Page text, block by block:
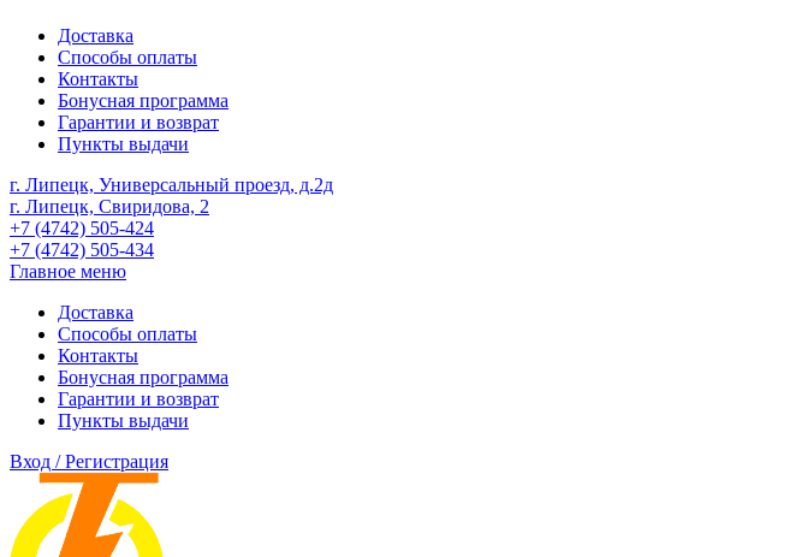
Доставка
Способы оплаты
Контакты
Бонусная программа
Гарантии и возврат
Пункты выдачи
г. Липецк, Универсальный проезд, д.2д
г. Липецк, Свиридова, 2
+7 (4742) 505-424
+7 (4742) 505-434
Главное меню
Доставка
Способы оплаты
Контакты
Бонусная программа
Гарантии и возврат
Пункты выдачи
Вход / Регистрация